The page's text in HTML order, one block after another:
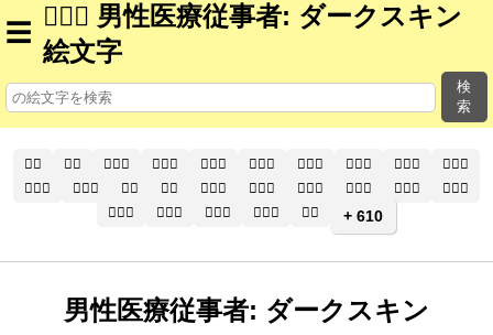
☰
👨🏿‍⚕ 男性医療従事者: ダークスキン
絵文字
検
索
🧑‍⚕️ 🧑‍⚕ 🧑🏻‍⚕️ 🧑🏻‍⚕ 🧑🏼‍⚕️ 🧑🏼‍⚕ 🧑🏽‍⚕️ 🧑🏽‍⚕ 🧑🏾‍⚕️
🧑🏾‍⚕
🧑🏿‍⚕️
🧑🏿‍⚕ 👨‍⚕️ 👨‍⚕ 👨🏻‍⚕️ 👨🏻‍⚕ 👨🏼‍⚕️ 👨🏼‍⚕ 👨🏽‍⚕️
👨🏽‍⚕
👨🏾‍⚕️
👨🏾‍⚕ 👨🏿‍⚕️ 👨🏿‍⚕ 👩‍⚕️ + 610
男性医療従事者: ダークスキン